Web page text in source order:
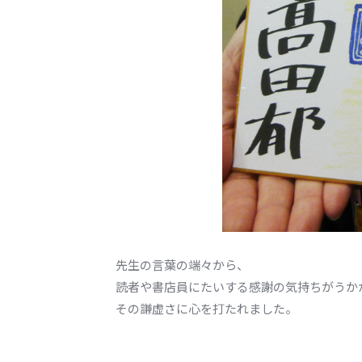
先生の言葉の端々から、
読者や書店員にたいする感謝の気持ちがうか
その謙虚さに心を打たれました。